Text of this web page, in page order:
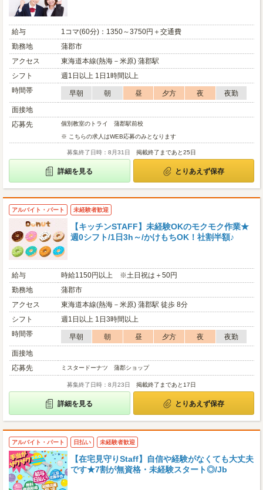
給与
1コマ(60分)：1350～3750円＋交通費
勤務地
蒲郡市
アクセス
東海道本線(熱海－米原) 蒲郡駅
シフト
週1日以上 1日1時間以上
時間帯
早朝 朝 昼 夕方 夜
夜勤
面接地
応募先
個別教室のトライ 蒲郡駅前校
※ こちらの求人はWEB応募のみとなります
募集終了日時：8月31日 掲載終了まであと25日
詳細を見る とりあえず保存
アルバイト・パート 未経験者歓迎
【キッチンSTAFF】未経験OKのモクモク作業★
週0シフト/1日3h～/かけもちOK！社割半額♪
給与
時給1150円以上 ※土日祝は＋50円
勤務地
蒲郡市
アクセス
東海道本線(熱海－米原) 蒲郡駅 徒歩 8分
シフト
週1日以上 1日3時間以上
時間帯
早朝 朝 昼 夕方 夜
夜勤
面接地
応募先
ミスタードーナツ 蒲郡ショップ
募集終了日時：8月23日 掲載終了まであと17日
詳細を見る とりあえず保存
アルバイト・パート 日払い 未経験者歓迎
【在宅見守りStaff】自信や経験がなくても大丈夫
です★7割が無資格・未経験スタート◎/Jb